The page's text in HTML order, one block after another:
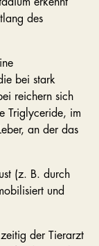
erkennt
des
bei stark
reichern sich
Triglyceride, im
an der das
(z. B. durch
und
der Tierarzt